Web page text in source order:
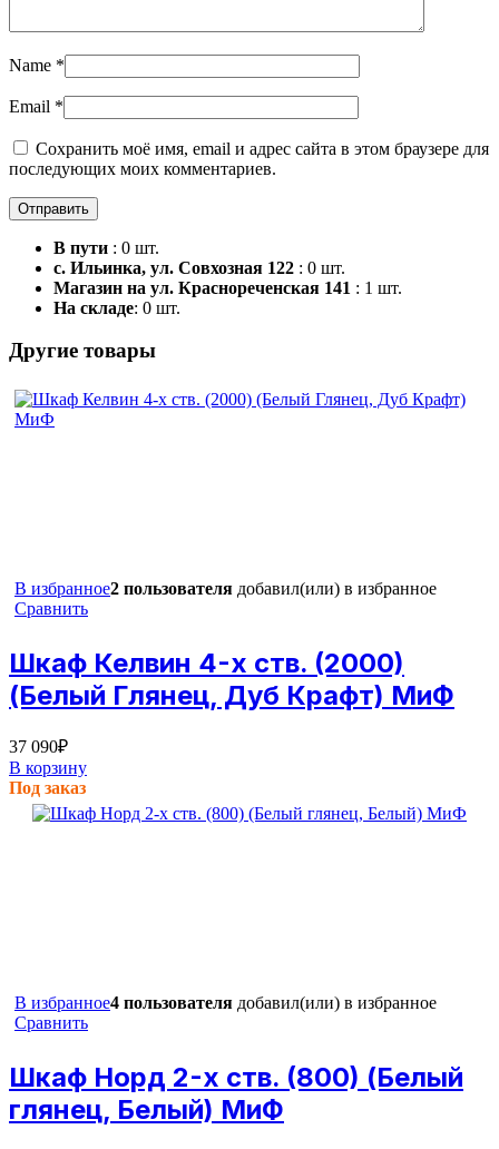
Name *
Email *
Сохранить моё имя, email и адрес сайта в этом браузере для
последующих моих комментариев.
В пути : 0 шт.
с. Ильинка, ул. Совхозная 122 : 0 шт.
Магазин на ул. Краснореченская 141 : 1 шт.
На складе: 0 шт.
Другие товары
В избранное2 пользователя добавил(или) в избранное
Сравнить
Шкаф Келвин 4-х ств. (2000)
(Белый Глянец, Дуб Крафт) МиФ
37 090₽
В корзину
Под заказ
В избранное4 пользователя добавил(или) в избранное
Сравнить
Шкаф Норд 2-х ств. (800) (Белый
глянец, Белый) МиФ